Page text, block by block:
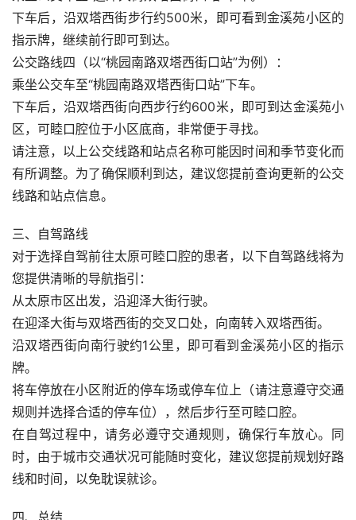
下车后，沿双塔西街步行约500米，即可看到金溪苑小区的
指示牌，继续前行即可到达。
公交路线四（以“桃园南路双塔西街口站”为例）：
乘坐公交车至“桃园南路双塔西街口站”下车。
下车后，沿双塔西街向西步行约600米，即可到达金溪苑小
区，可睦口腔位于小区底商，非常便于寻找。
请注意，以上公交线路和站点名称可能因时间和季节变化而
有所调整。为了确保顺利到达，建议您提前查询更新的公交
线路和站点信息。
三、自驾路线
对于选择自驾前往太原可睦口腔的患者，以下自驾路线将为
您提供清晰的导航指引：
从太原市区出发，沿迎泽大街行驶。
在迎泽大街与双塔西街的交叉口处，向南转入双塔西街。
沿双塔西街向南行驶约1公里，即可看到金溪苑小区的指示
牌。
将车停放在小区附近的停车场或停车位上（请注意遵守交通
规则并选择合适的停车位），然后步行至可睦口腔。
在自驾过程中，请务必遵守交通规则，确保行车放心。同
时，由于城市交通状况可能随时变化，建议您提前规划好路
线和时间，以免耽误就诊。